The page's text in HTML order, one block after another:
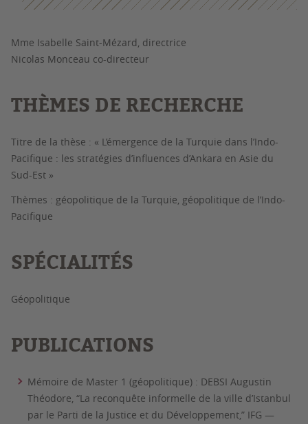
Mme Isabelle Saint-Mézard, directrice
Nicolas Monceau co-directeur
THÈMES DE RECHERCHE
Titre de la thèse : « L’émergence de la Turquie dans l’Indo-
Pacifique : les stratégies d’influences d’Ankara en Asie du
Sud-Est »
Thèmes : géopolitique de la Turquie, géopolitique de l’Indo-
Pacifique
SPÉCIALITÉS
Géopolitique
PUBLICATIONS
Mémoire de Master 1 (géopolitique) : DEBSI Augustin
Théodore, “La reconquête informelle de la ville d’Istanbul
par le Parti de la Justice et du Développement,” IFG —